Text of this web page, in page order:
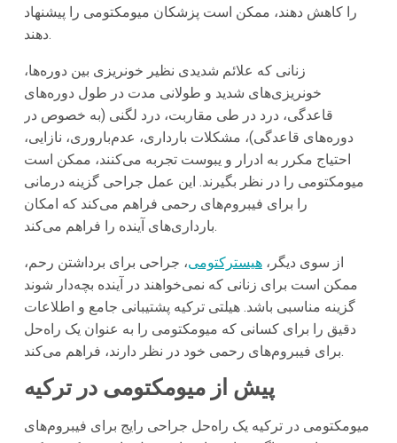
را کاهش دهند، ممکن است پزشکان میومکتومی را پیشنهاد
دهند.
زنانی که علائم شدیدی نظیر خونریزی بین دوره‌ها،
خونریزی‌های شدید و طولانی مدت در طول دوره‌های
قاعدگی، درد در طی مقاربت، درد لگنی (به خصوص در
دوره‌های قاعدگی)، مشکلات بارداری، عدم‌باروری، نازایی،
احتیاج مکرر به ادرار و یبوست تجربه می‌کنند، ممکن است
میومکتومی را در نظر بگیرند. این عمل جراحی گزینه درمانی
را برای فیبروم‌های رحمی فراهم می‌کند که امکان
بارداری‌های آینده را فراهم می‌کند.
از سوی دیگر،هیسترکتومی، جراحی برای برداشتن رحم،
ممکن است برای زنانی که نمی‌خواهند در آینده بچه‌دار شوند
گزینه مناسبی باشد. هیلتی ترکیه پشتیبانی جامع و اطلاعات
دقیق را برای کسانی که میومکتومی را به عنوان یک راه‌حل
برای فیبروم‌های رحمی خود در نظر دارند، فراهم می‌کند.
پیش از میومکتومی در ترکیه
میومکتومی در ترکیه یک راه‌حل جراحی رایج برای فیبروم‌های